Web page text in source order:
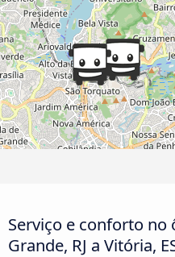
Serviço e conforto no
Grande, RJ a Vitória,